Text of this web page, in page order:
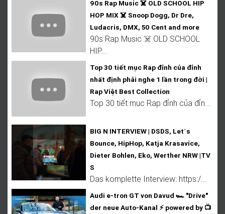
90s Rap Music ☠️ OLD SCHOOL HIP
HOP MIX ☠️ Snoop Dogg, Dr Dre,
Ludacris, DMX, 50 Cent and more
90s Rap Music ☠️ OLD SCHOOL
HIP...
Top 30 tiết mục Rap đỉnh của đỉnh
nhất định phải nghe 1 lần trong đời |
Rap Việt Best Collection
Top 30 tiết mục Rap đỉnh của đỉn...
BIG N INTERVIEW | DSDS, Let`s
Bounce, HipHop, Katja Krasavice,
Dieter Bohlen, Eko, Werther NRW |TV
S
Das komplette Interview: https:/...
Audi e-tron GT von Davud 🏎️ "Drive"
der neue Auto-Kanal ⚡ powered by 📺